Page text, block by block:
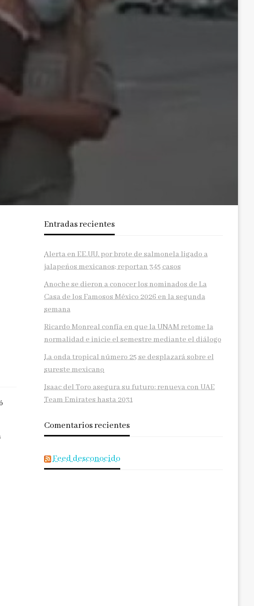
Entradas recientes
Alerta en EE.UU. por brote de salmonela ligado a
jalapeños mexicanos; reportan 345 casos
Anoche se dieron a conocer los nominados de La
Casa de los Famosos México 2026 en la segunda
semana
Ricardo Monreal confía en que la UNAM retome la
normalidad e inicie el semestre mediante el diálogo
La onda tropical número 25 se desplazará sobre el
sureste mexicano
Isaac del Toro asegura su futuro: renueva con UAE
Team Emirates hasta 2031
Comentarios recientes
Feed desconocido